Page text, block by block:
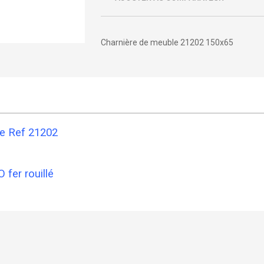
Charnière de meuble 21202 150x65
Ref 21202
fer rouillé